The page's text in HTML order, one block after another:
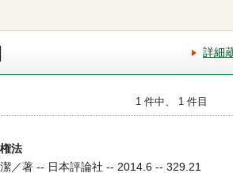
詳細
1 件中、 1 件目
法
／著 -- 日本評論社 -- 2014.6 -- 329.21